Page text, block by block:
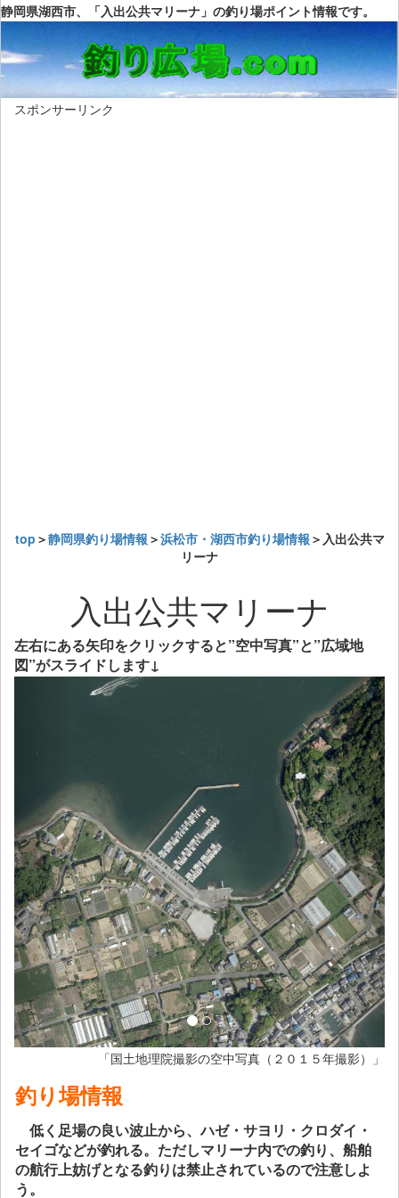
静岡県湖西市、「入出公共マリーナ」の釣り場ポイント情報です。
スポンサーリンク
top ＞静岡県釣り場情報 ＞浜松市・湖西市釣り場情報 ＞入出公共マ
リーナ
入出公共マリーナ
左右にある矢印をクリックすると”空中写真”と”広域地
図”がスライドします↓
Previous Next
「国土地理院撮影の空中写真（２０１５年撮影）」
釣り場情報
低く足場の良い波止から、ハゼ・サヨリ・クロダイ・
セイゴなどが釣れる。ただしマリーナ内での釣り、船舶
の航行上妨げとなる釣りは禁止されているので注意しよ
う。